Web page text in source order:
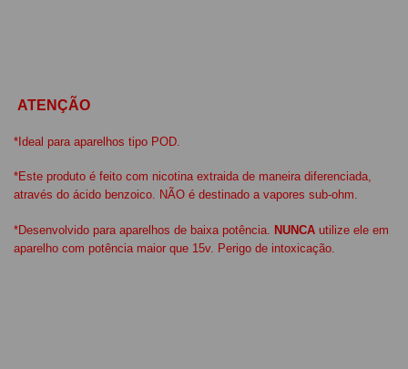
ATENÇÃO
*Ideal para aparelhos tipo POD.
*Este produto é feito com nicotina extraida de maneira diferenciada,
através do ácido benzoico. NÃO é destinado a vapores sub-ohm.
*Desenvolvido para aparelhos de baixa potência. NUNCA utilize ele em
aparelho com potência maior que 15v. Perigo de intoxicação.